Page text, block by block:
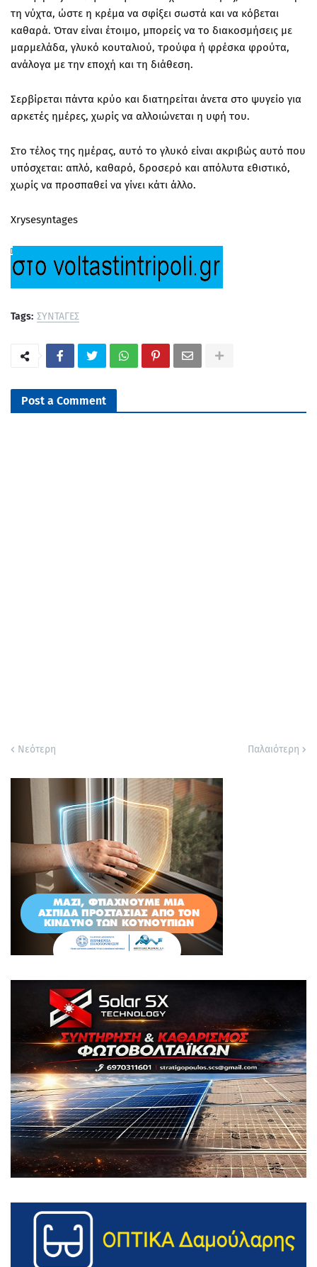
τη νύχτα, ώστε η κρέμα να σφίξει σωστά και να κόβεται
καθαρά. Όταν είναι έτοιμο, μπορείς να το διακοσμήσεις με
μαρμελάδα, γλυκό κουταλιού, τρούφα ή φρέσκα φρούτα,
ανάλογα με την εποχή και τη διάθεση.
Σερβίρεται πάντα κρύο και διατηρείται άνετα στο ψυγείο για
αρκετές ημέρες, χωρίς να αλλοιώνεται η υφή του.
Στο τέλος της ημέρας, αυτό το γλυκό είναι ακριβώς αυτό που
υπόσχεται: απλό, καθαρό, δροσερό και απόλυτα εθιστικό,
χωρίς να προσπαθεί να γίνει κάτι άλλο.
Xrysesyntages
Tags: ΣΥΝΤΑΓΕΣ
Post a Comment
Νεότερη Παλαιότερη